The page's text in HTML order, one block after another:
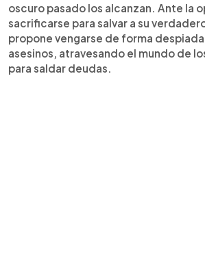
oscuro pasado los alcanzan. Ante la
sacrificarse para salvar a su
propone vengarse de forma
asesinos, atravesando el mundo de
para saldar deudas.